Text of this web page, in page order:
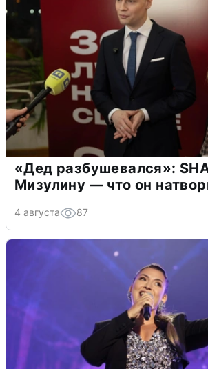
«Дед разбушевался»:
Мизулину — что он
4 августа 87